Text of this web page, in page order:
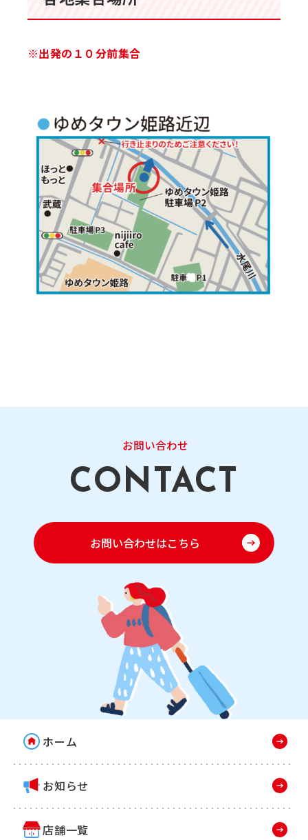
※出発の１０分前集合
お問い合わせ
お問い合わせはこちら
ホーム
お知らせ
店舗一覧